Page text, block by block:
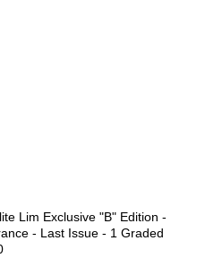
Lim Exclusive "B" Edition -
- Last Issue - 1 Graded